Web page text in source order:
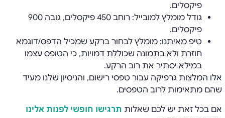
פיקסלים.
גודל מומלץ למובייל: רוחב 450 פיקסלים, גובה 900
פיקסלים.
טיפ מאיתנו: מומלץ לבחור ברקע שמכיל הדפס/דוגמא
חוזרת ולא בתמונה שכוללת דמויות, כי הטופס עצמו
במילא יסתיר את רוב הרקע.
אלו המלצות גרפיקה עבור טפסי רישום, והניסיון שלנו מעיד
שהם מתאימות לרוב הטפסים.
אם בכל זאת יש לכם שאלות תרגישו חופשי לפנות אלינו